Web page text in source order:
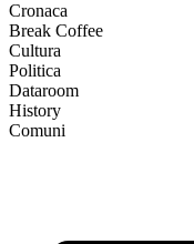
Cronaca
Break Coffee
Cultura
Politica
Dataroom
History
Comuni